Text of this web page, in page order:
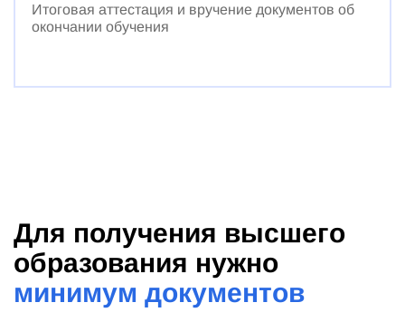
Итоговая аттестация и вручение документов об
окончании обучения
Для получения высшего
образования нужно
минимум документов